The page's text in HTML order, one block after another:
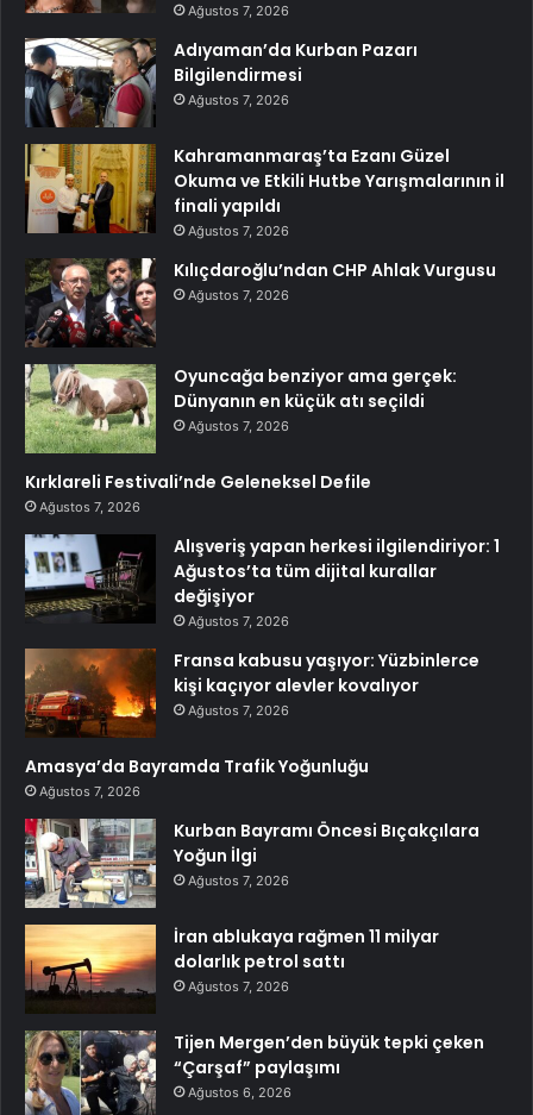
Ağustos 7, 2026
Adıyaman’da Kurban Pazarı
Bilgilendirmesi
Ağustos 7, 2026
Kahramanmaraş’ta Ezanı Güzel
Okuma ve Etkili Hutbe Yarışmalarının il
finali yapıldı
Ağustos 7, 2026
Kılıçdaroğlu’ndan CHP Ahlak Vurgusu
Ağustos 7, 2026
Oyuncağa benziyor ama gerçek:
Dünyanın en küçük atı seçildi
Ağustos 7, 2026
Kırklareli Festivali’nde Geleneksel Defile
Ağustos 7, 2026
Alışveriş yapan herkesi ilgilendiriyor: 1
Ağustos’ta tüm dijital kurallar
değişiyor
Ağustos 7, 2026
Fransa kabusu yaşıyor: Yüzbinlerce
kişi kaçıyor alevler kovalıyor
Ağustos 7, 2026
Amasya’da Bayramda Trafik Yoğunluğu
Ağustos 7, 2026
Kurban Bayramı Öncesi Bıçakçılara
Yoğun İlgi
Ağustos 7, 2026
İran ablukaya rağmen 11 milyar
dolarlık petrol sattı
Ağustos 7, 2026
Tijen Mergen’den büyük tepki çeken
“Çarşaf” paylaşımı
Ağustos 6, 2026